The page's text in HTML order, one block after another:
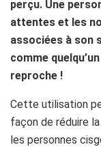
perçu. Une
attentes et les
associées à son
comme
reproche !
Cette utilisation
façon de réduire
les personnes